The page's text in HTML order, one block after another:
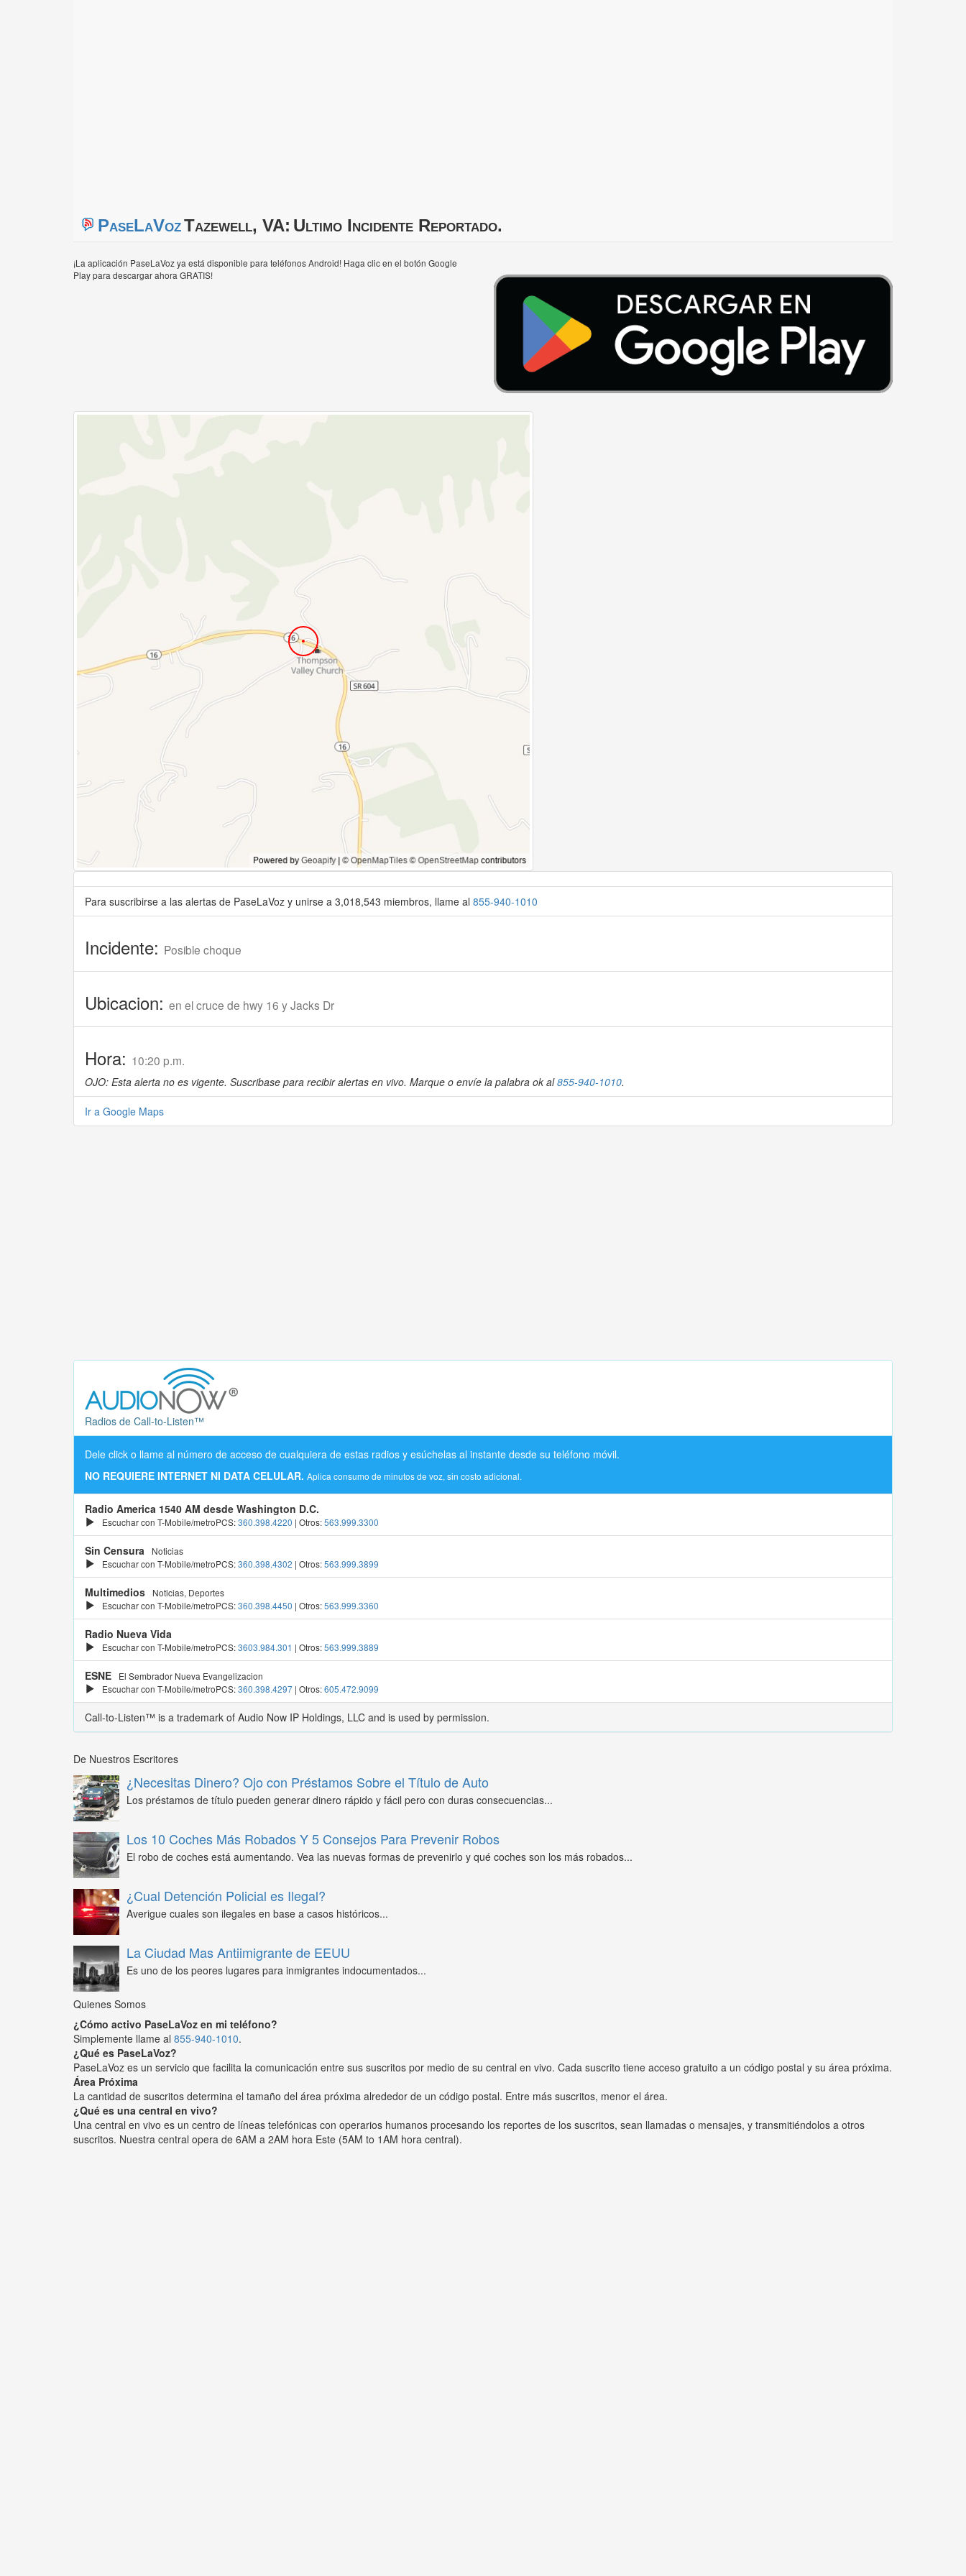
PaseLaVozTazewell, VA: Ultimo Incidente Reportado.
¡La aplicación PaseLaVoz ya está disponible para teléfonos Android! Haga clic en el botón Google
Play para descargar ahora GRATIS!
Para suscribirse a las alertas de PaseLaVoz y unirse a 3,018,543 miembros, llame al 855-940-1010
Incidente: Posible choque
Ubicacion: en el cruce de hwy 16 y Jacks Dr
Hora: 10:20 p.m.
OJO: Esta alerta no es vigente. Suscribase para recibir alertas en vivo. Marque o envíe la palabra ok al855-940-1010.
Ir a Google Maps
Radios de Call-to-Listen™
Dele click o llame al número de acceso de cualquiera de estas radios y esúchelas al instante desde su teléfono móvil.
NO REQUIERE INTERNET NI DATA CELULAR. Aplica consumo de minutos de voz, sin costo adicional.
Radio America 1540 AM desde Washington D.C.
Escuchar con T-Mobile/metroPCS:360.398.4220 | Otros:563.999.3300
Sin Censura
Noticias
Escuchar con T-Mobile/metroPCS:360.398.4302 | Otros:563.999.3899
Multimedios
Noticias, Deportes
Escuchar con T-Mobile/metroPCS:360.398.4450 | Otros:563.999.3360
Radio Nueva Vida
Escuchar con T-Mobile/metroPCS:3603.984.301 | Otros:563.999.3889
ESNE
El Sembrador Nueva Evangelizacion
Escuchar con T-Mobile/metroPCS:360.398.4297 | Otros:605.472.9099
Call-to-Listen™ is a trademark of Audio Now IP Holdings, LLC and is used by permission.
De Nuestros Escritores
¿Necesitas Dinero? Ojo con Préstamos Sobre el Título de Auto
Los préstamos de título pueden generar dinero rápido y fácil pero con duras consecuencias...
Los 10 Coches Más Robados Y 5 Consejos Para Prevenir Robos
El robo de coches está aumentando. Vea las nuevas formas de prevenirlo y qué coches son los más robados...
¿Cual Detención Policial es Ilegal?
Averigue cuales son ilegales en base a casos históricos...
La Ciudad Mas Antiimigrante de EEUU
Es uno de los peores lugares para inmigrantes indocumentados...
Quienes Somos
¿Cómo activo PaseLaVoz en mi teléfono?
Simplemente llame al 855-940-1010.
¿Qué es PaseLaVoz?
PaseLaVoz es un servicio que facilita la comunicación entre sus suscritos por medio de su central en vivo. Cada suscrito tiene acceso gratuito a un código postal y su área próxima.
Área Próxima
La cantidad de suscritos determina el tamaño del área próxima alrededor de un código postal. Entre más suscritos, menor el área.
¿Qué es una central en vivo?
Una central en vivo es un centro de líneas telefónicas con operarios humanos procesando los reportes de los suscritos, sean llamadas o mensajes, y transmitiéndolos a otros
suscritos. Nuestra central opera de 6AM a 2AM hora Este (5AM to 1AM hora central).